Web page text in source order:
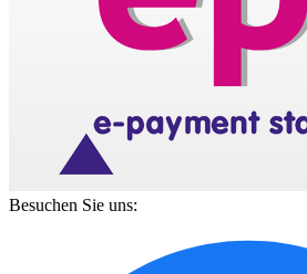
Besuchen Sie uns: